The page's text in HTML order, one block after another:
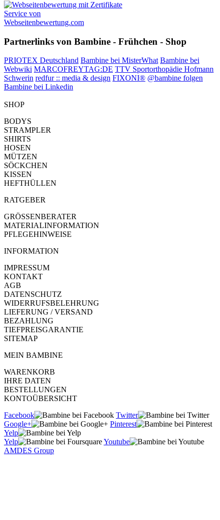
Service von
Webseitenbewertung.com
Partnerlinks von Bambine - Frühchen - Shop
PRIOTEX Deutschland Bambine bei MisterWhat Bambine bei
Webwiki MARCOFREYTAG:DE TTV Sportorthopädie Hofmann
Schwerin redfur :: media & design FIXONI® @bambine folgen
Bambine bei Linkedin
SHOP
BODYS
STRAMPLER
SHIRTS
HOSEN
MÜTZEN
SÖCKCHEN
KISSEN
HEFTHÜLLEN
RATGEBER
GRÖSSENBERATER
MATERIALINFORMATION
PFLEGEHINWEISE
INFORMATION
IMPRESSUM
KONTAKT
AGB
DATENSCHUTZ
WIDERRUFSBELEHRUNG
LIEFERUNG / VERSAND
BEZAHLUNG
TIEFPREISGARANTIE
SITEMAP
MEIN BAMBINE
WARENKORB
IHRE DATEN
BESTELLUNGEN
KONTOÜBERSICHT
Facebook
Twitter
Google+
Pinterest
Yelp
Yelp
Youtube
AMDES Group